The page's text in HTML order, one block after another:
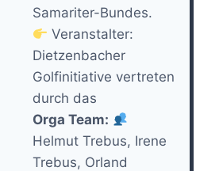
Samariter-Bundes.
Veranstalter:
Dietzenbacher
Golfinitiative vertreten
durch das
Orga Team:
Helmut Trebus, Irene
Trebus, Orland